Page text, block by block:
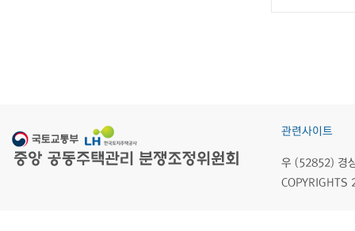
관련사이트
우 (52852) 경
COPYRIGHTS